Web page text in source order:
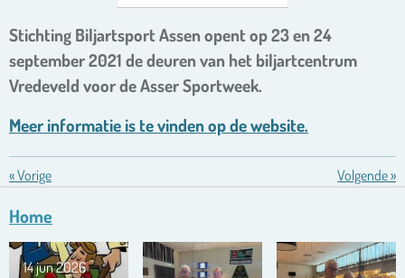
Stichting Biljartsport Assen opent op 23 en 24
september 2021 de deuren van het biljartcentrum
Vredeveld voor de Asser Sportweek.
Meer informatie is te vinden op de website.
«Vorige Volgende»
Home
14 jun 2026